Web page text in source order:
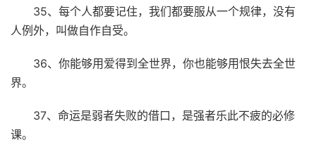
35、每个人都要记住，我们都要服从一个规律，没有
人例外，叫做自作自受。
36、你能够用爱得到全世界，你也能够用恨失去全世
界。
37、命运是弱者失败的借口，是强者乐此不疲的必修
课。